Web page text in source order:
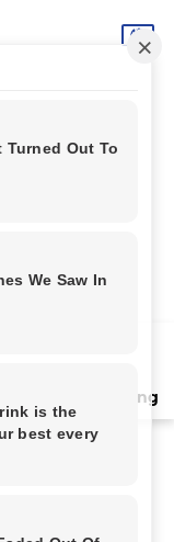
Deli Serdang